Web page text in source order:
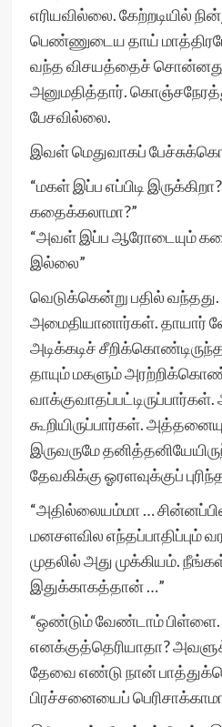
எரியவில்லை. கேற்றடியில்
பெண்ணுடைய தாய்
வந்த விசயத்தைச்
அனுமதித்தார்.
பேசவில்லை.
இவள் மெதுவாகப்
“மகள் இப்ப எப்பிடி
கதைக்கலாமா?”
“அவள் இப்ப ஆரோடையும்
இல்லை”
வெடுக்கென்று பதில்
அமைதியானார்கள். தாயார்
அடிக்கடிச்
தாயும் மகளும்
கூறியிருப்பார்கள்.
இருவருமே
தேவகிக்கு ஓரளவுக்குப்
“அதில்லையம்மா …
மனசளவில எந்தப்பாதிப்பும்
முதலில் அது முக்கியம்.
இதுக்காகத்தான் …”
“ஒண்டும் வேண்டாம்
எனக்குத்தெரியாதா?
தேவை எண்டு நான்
பிரச்சனையைப் பெரிசாக்காமா